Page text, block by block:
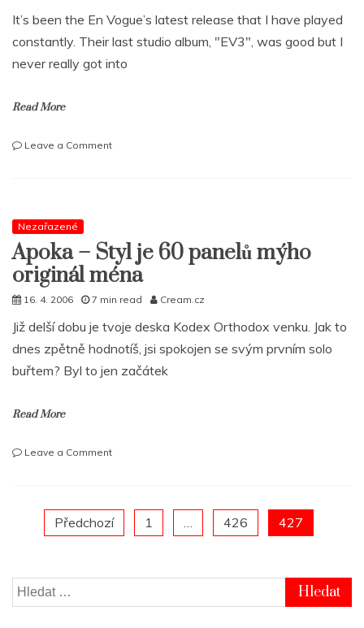
It’s been the En Vogue’s latest release that I have played
constantly. Their last studio album, "EV3", was good but I
never really got into
Read More
Leave a Commenton
Nezařazené
Apoka – Styl je 60 panelů mýho
originál ména
16. 4. 2006 7 min read Cream.cz
Již delší dobu je tvoje deska Kodex Orthodox venku. Jak to
dnes zpětně hodnotíš, jsi spokojen se svým prvním solo
buřtem? Byl to jen začátek
Read More
Leave a Commenton
je
60
originál
Posts
pagination
Předchozí 1 … 426 427
Vyhledávání